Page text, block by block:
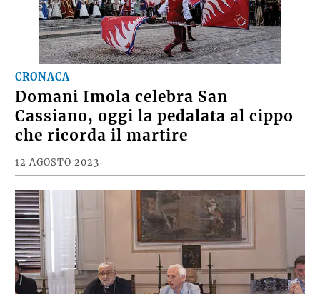
CRONACA
Domani Imola celebra San
Cassiano, oggi la pedalata al cippo
che ricorda il martire
12 AGOSTO 2023